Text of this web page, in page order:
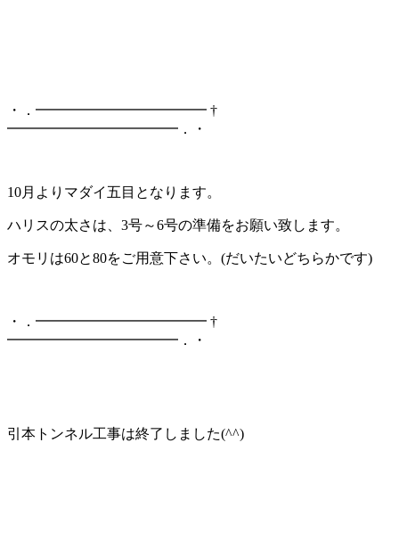
・．━━━━━━━━━━━━ †
━━━━━━━━━━━━．・
10月よりマダイ五目となります。
ハリスの太さは、3号～6号の準備をお願い致します。
オモリは60と80をご用意下さい。(だいたいどちらかです)
・．━━━━━━━━━━━━ †
━━━━━━━━━━━━．・
引本トンネル工事は終了しました(^^)